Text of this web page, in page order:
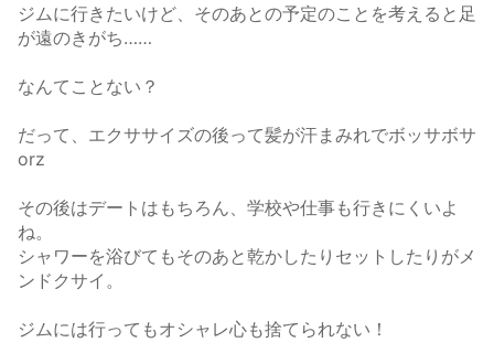
ジムに行きたいけど、そのあとの予定のことを考えると足
が遠のきがち……
なんてことない？
だって、エクササイズの後って髪が汗まみれでボッサボサ
orz
その後はデートはもちろん、学校や仕事も行きにくいよ
ね。
シャワーを浴びてもそのあと乾かしたりセットしたりがメ
ンドクサイ。
ジムには行ってもオシャレ心も捨てられない！